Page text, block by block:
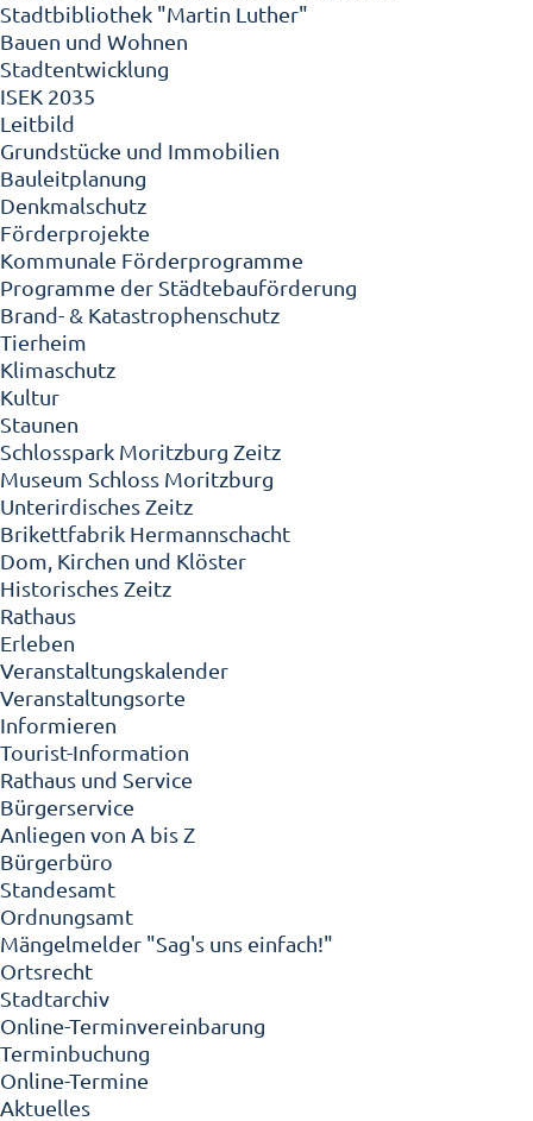
Stadtbibliothek "Martin Luther"
Bauen und Wohnen
Stadtentwicklung
ISEK 2035
Leitbild
Grundstücke und Immobilien
Bauleitplanung
Denkmalschutz
Förderprojekte
Kommunale Förderprogramme
Programme der Städtebauförderung
Brand- & Katastrophenschutz
Tierheim
Klimaschutz
Kultur
Staunen
Schlosspark Moritzburg Zeitz
Museum Schloss Moritzburg
Unterirdisches Zeitz
Brikettfabrik Hermannschacht
Dom, Kirchen und Klöster
Historisches Zeitz
Rathaus
Erleben
Veranstaltungskalender
Veranstaltungsorte
Informieren
Tourist-Information
Rathaus und Service
Bürgerservice
Anliegen von A bis Z
Bürgerbüro
Standesamt
Ordnungsamt
Mängelmelder "Sag's uns einfach!"
Ortsrecht
Stadtarchiv
Online-Terminvereinbarung
Terminbuchung
Online-Termine
Aktuelles